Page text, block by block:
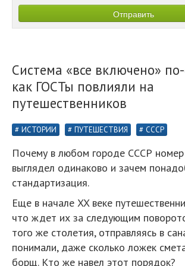
Система «все включено»
как ГОСТы повлияли на
путешественников
ИСТОРИИ ПУТЕШЕСТВИЯ СССР
Почему в любом городе СССР номер
выглядел одинаково и зачем
стандартизация.
Еще в начале XX веке
что ждет их за следующим
того же столетия, отправляясь в
понимали, даже сколько ложек
борщ. Кто же навел этот порядок?